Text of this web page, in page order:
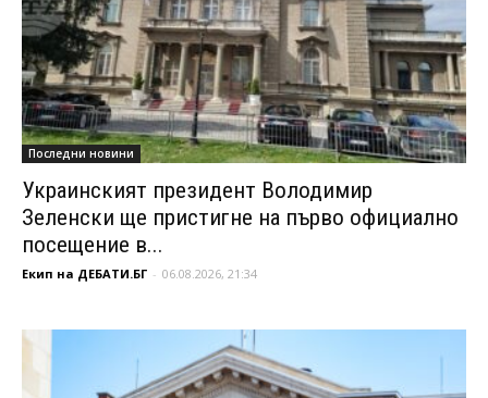
Последни новини
Украинският президент Володимир
Зеленски ще пристигне на първо официално
посещение в...
Екип на ДЕБАТИ.БГ - 06.08.2026, 21:34